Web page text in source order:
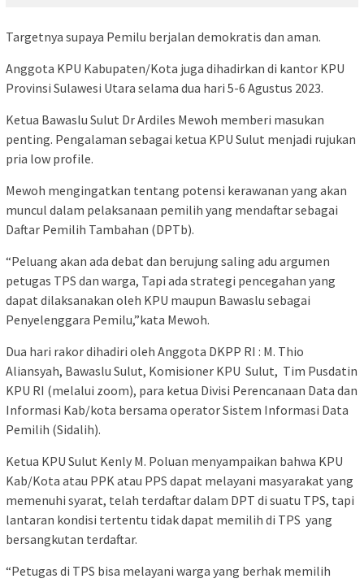
Targetnya supaya Pemilu berjalan demokratis dan aman.
Anggota KPU Kabupaten/Kota juga dihadirkan di kantor KPU
Provinsi Sulawesi Utara selama dua hari 5-6 Agustus 2023.
Ketua Bawaslu Sulut Dr Ardiles Mewoh memberi masukan
penting. Pengalaman sebagai ketua KPU Sulut menjadi rujukan
pria low profile.
Mewoh mengingatkan tentang potensi kerawanan yang akan
muncul dalam pelaksanaan pemilih yang mendaftar sebagai
Daftar Pemilih Tambahan (DPTb).
“Peluang akan ada debat dan berujung saling adu argumen
petugas TPS dan warga, Tapi ada strategi pencegahan yang
dapat dilaksanakan oleh KPU maupun Bawaslu sebagai
Penyelenggara Pemilu,”kata Mewoh.
Dua hari rakor dihadiri oleh Anggota DKPP RI : M. Thio
Aliansyah, Bawaslu Sulut, Komisioner KPU Sulut, Tim Pusdatin
KPU RI (melalui zoom), para ketua Divisi Perencanaan Data dan
Informasi Kab/kota bersama operator Sistem Informasi Data
Pemilih (Sidalih).
Ketua KPU Sulut Kenly M. Poluan menyampaikan bahwa KPU
Kab/Kota atau PPK atau PPS dapat melayani masyarakat yang
memenuhi syarat, telah terdaftar dalam DPT di suatu TPS, tapi
lantaran kondisi tertentu tidak dapat memilih di TPS yang
bersangkutan terdaftar.
“Petugas di TPS bisa melayani warga yang berhak memilih